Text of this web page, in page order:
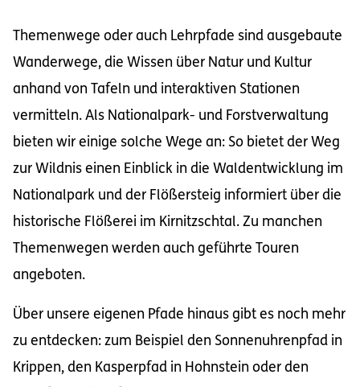
Themenwege oder auch Lehrpfade sind ausgebaute
Wanderwege, die Wissen über Natur und Kultur
anhand von Tafeln und interaktiven Stationen
vermitteln. Als Nationalpark- und Forstverwaltung
bieten wir einige solche Wege an: So bietet der Weg
zur Wildnis einen Einblick in die Waldentwicklung im
Nationalpark und der Flößersteig informiert über die
historische Flößerei im Kirnitzschtal. Zu manchen
Themenwegen werden auch geführte Touren
angeboten.
Über unsere eigenen Pfade hinaus gibt es noch mehr
zu entdecken: zum Beispiel den Sonnenuhrenpfad in
Krippen, den Kasperpfad in Hohnstein oder den